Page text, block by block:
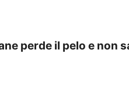
perde il pelo e non